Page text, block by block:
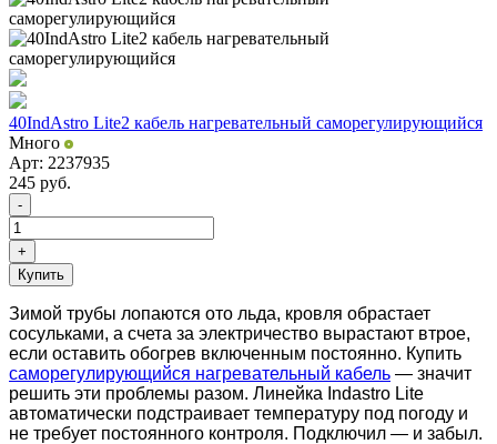
40IndAstro Lite2 кабель нагревательный саморегулирующийся
Много
Арт: 2237935
245 руб.
-
+
Купить
Зимой трубы лопаются ото льда, кровля обрастает
сосульками, а счета за электричество вырастают втрое,
если оставить обогрев включенным постоянно. Купить
саморегулирующийся нагревательный кабель — значит
решить эти проблемы разом. Линейка Indastro Lite
автоматически подстраивает температуру под погоду и
не требует постоянного контроля. Подключил — и забыл.